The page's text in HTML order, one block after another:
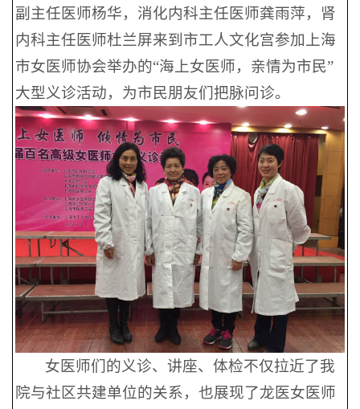
副主任医师杨华，消化内科主任医师龚雨萍，肾
内科主任医师杜兰屏来到市工人文化宫参加上海
市女医师协会举办的“海上女医师，亲情为市民”
大型义诊活动，为市民朋友们把脉问诊。
女医师们的义诊、讲座、体检不仅拉近了我
院与社区共建单位的关系，也展现了龙医女医师